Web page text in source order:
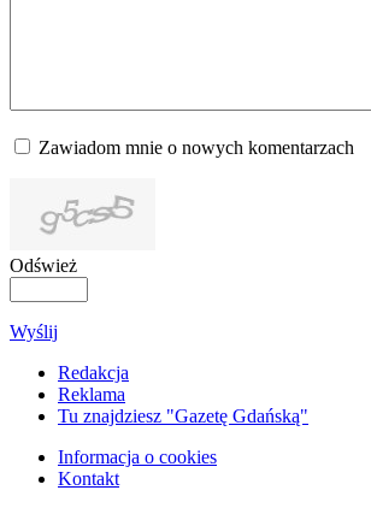
Zawiadom mnie o nowych komentarzach
Odśwież
Wyślij
Redakcja
Reklama
Tu znajdziesz "Gazetę Gdańską"
Informacja o cookies
Kontakt